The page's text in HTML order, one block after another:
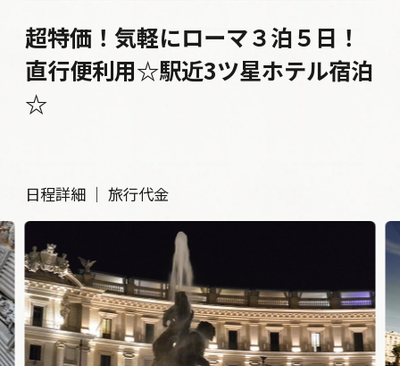
超特価！気軽にローマ３泊５日！
直行便利用☆駅近3ツ星ホテル宿泊
☆
日程詳細｜ 旅行代金